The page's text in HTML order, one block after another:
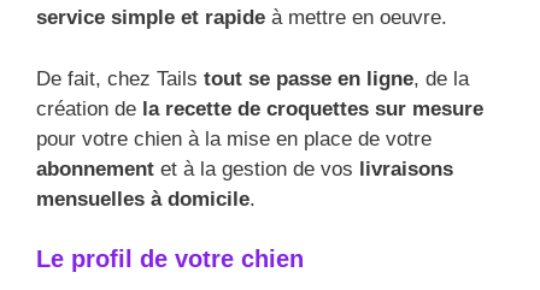
service simple et rapide à mettre en oeuvre.
De fait, chez Tails tout se passe en ligne, de la
création de la recette de croquettes sur mesure
pour votre chien à la mise en place de votre
abonnement et à la gestion de vos livraisons
mensuelles à domicile.
Le profil de votre chien